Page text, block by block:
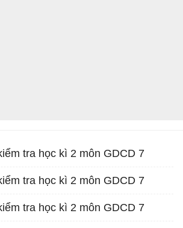
tra học kì 2 môn GDCD 7
tra học kì 2 môn GDCD 7
tra học kì 2 môn GDCD 7